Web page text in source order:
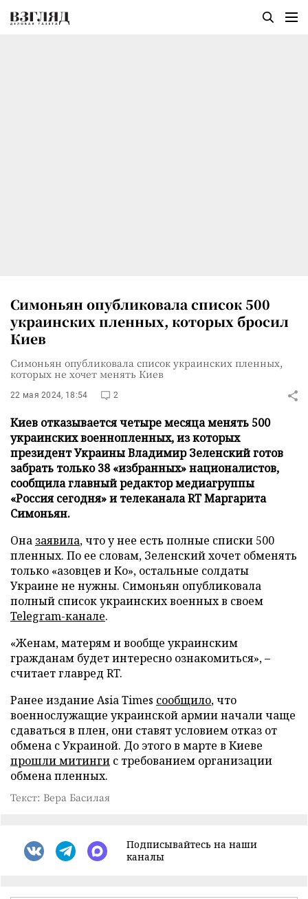
Симоньян опубликовала список 500
украинских пленных, которых бросил
Киев
Симоньян опубликовала список украинских пленных,
которых не хочет менять Киев
22 мая 2024, 18:54 2
Киев отказывается четыре месяца менять 500
украинских военнопленных, из которых
президент Украины Владимир Зеленский готов
забрать только 38 «избранных» националистов,
сообщила главный редактор медиагруппы
«Россия сегодня» и телеканала RT Маргарита
Симоньян.
Она заявила, что у нее есть полные списки 500
пленных. По ее словам, Зеленский хочет обменять
только «азовцев и Ко», остальные солдаты
Украине не нужны. Симоньян опубликовала
полный список украинских военных в своем
Telegram-канале.
«Женам, матерям и вообще украинским
гражданам будет интересно ознакомиться», –
считает главред RT.
Ранее издание Asia Times сообщило, что
военнослужащие украинской армии начали чаще
сдаваться в плен, они ставят условием отказ от
обмена с Украиной. До этого в марте в Киеве
прошли митинги с требованием организации
обмена пленных.
Текст: Вера Басилая
Подписывайтесь на наши
каналы